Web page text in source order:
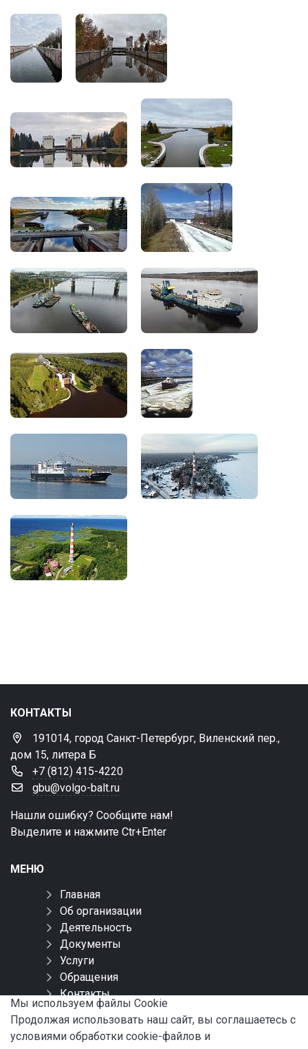
КОНТАКТЫ
191014, город Санкт-Петербург, Виленский пер.,
дом 15, литера Б
+7 (812) 415-4220
gbu@volgo-balt.ru
Нашли ошибку? Сообщите нам!
Выделите и нажмите Ctr+Enter
МЕНЮ
Главная
Об организации
Деятельность
Документы
Услуги
Обращения
Контакты
Карта сайта
Мы используем файлы Сookie
Продолжая использовать наш сайт, вы соглашаетесь с
условиями обработки cookie-файлов и